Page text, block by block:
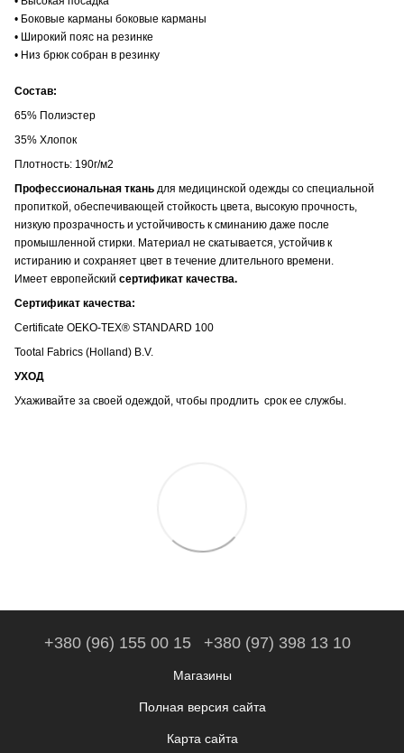
• Боковые карманы боковые карманы
• Широкий пояс на резинке
• Низ брюк собран в резинку
Состав:
65% Полиэстер
35% Хлопок
Плотность: 190г/м2
Профессиональная ткань для медицинской одежды со специальной
пропиткой, обеспечивающей стойкость цвета, высокую прочность,
низкую прозрачность и устойчивость к сминанию даже после
промышленной стирки. Материал не скатывается, устойчив к
истиранию и сохраняет цвет в течение длительного времени.
Имеет европейский сертификат качества.
Сертификат качества:
Certificate OEKO-TEX® STANDARD 100
Tootal Fabrics (Holland) B.V.
УХОД
Ухаживайте за своей одеждой, чтобы продлить срок ее службы.
+380 (96) 155 00 15 +380 (97) 398 13 10
Магазины
Полная версия сайта
Карта сайта